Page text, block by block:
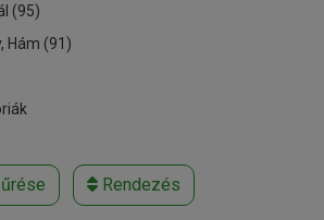
(95)
Hám (91)
Rendezés